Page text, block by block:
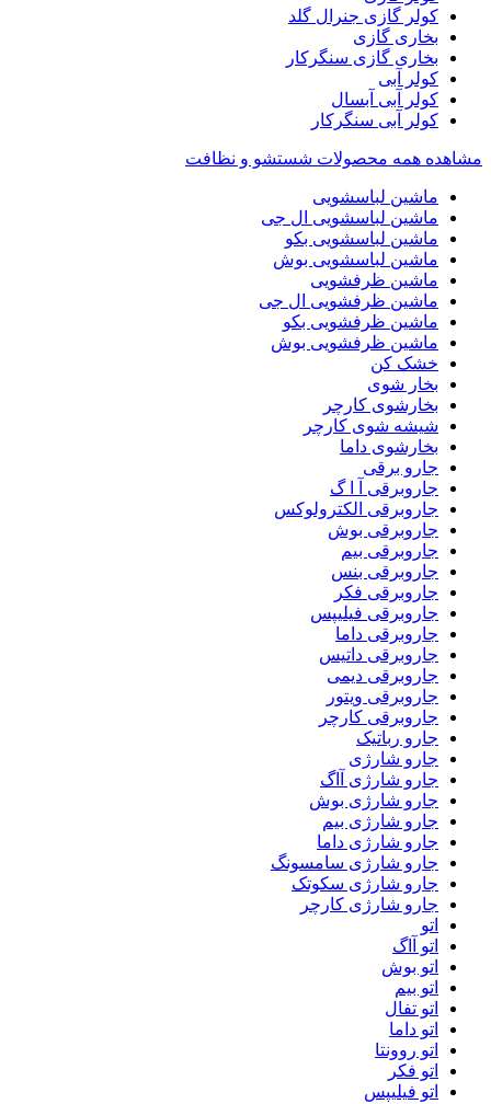
کولر گازی جنرال گلد
بخاری گازی
بخاری گازی سنگرکار
کولر آبی
کولر آبی آبسال
کولر آبی سنگرکار
مشاهده همه محصولات شستشو و نظافت
ماشین لباسشویی
ماشین لباسشویی ال جی
ماشین لباسشویی بکو
ماشین لباسشویی بوش
ماشین ظرفشویی
ماشین ظرفشویی ال جی
ماشین ظرفشویی بکو
ماشین ظرفشویی بوش
خشک کن
بخار شوی
بخارشوی کارچر
شیشه شوی کارچر
بخارشوی داما
جارو برقی
جاروبرقی آ ا گ
جاروبرقی الکترولوکس
جاروبرقی بوش
جاروبرقی بیم
جاروبرقی بنس
جاروبرقی فکر
جاروبرقی فیلیپس
جاروبرقی داما
جاروبرقی داتیس
جاروبرقی دیمی
جاروبرقی ویتور
جاروبرقی کارچر
جارو رباتیک
جارو شارژی
جارو شارژی آاگ
جارو شارژی بوش
جارو شارژی بیم
جارو شارژی داما
جارو شارژی سامسونگ
جارو شارژی سکوتک
جارو شارژی کارچر
اتو
اتو آاگ
اتو بوش
اتو بیم
اتو تفال
اتو داما
اتو روونتا
اتو فکر
اتو فیلیپس